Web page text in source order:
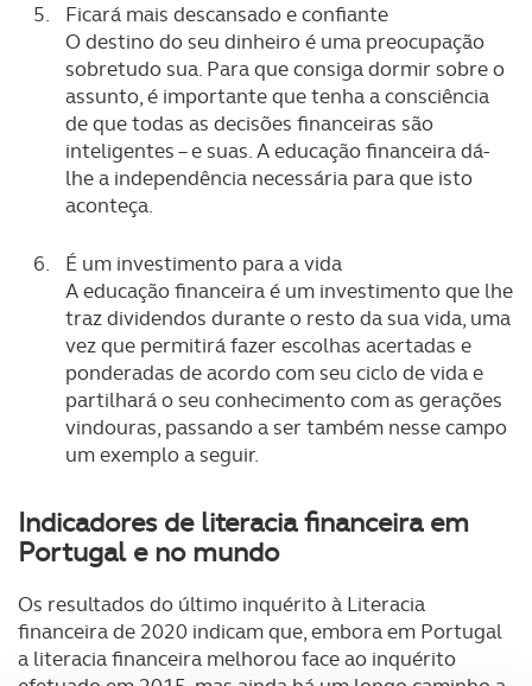
Ficará mais descansado e confiante
O destino do seu dinheiro é uma preocupação
sobretudo sua. Para que consiga dormir sobre o
assunto, é importante que tenha a consciência
de que todas as decisões financeiras são
inteligentes – e suas. A educação financeira dá-
lhe a independência necessária para que isto
aconteça.
É um investimento para a vida
A educação financeira é um investimento que lhe
traz dividendos durante o resto da sua vida, uma
vez que permitirá fazer escolhas acertadas e
ponderadas de acordo com seu ciclo de vida e
partilhará o seu conhecimento com as gerações
vindouras, passando a ser também nesse campo
um exemplo a seguir.
Indicadores de literacia financeira em
Portugal e no mundo
Os resultados do último inquérito à Literacia
financeira de 2020 indicam que, embora em Portugal
a literacia financeira melhorou face ao inquérito